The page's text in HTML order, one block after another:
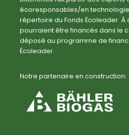
écoresponsables/en
répertoire du Fonds Écoleader. À
pourraient être financés dans le
déposé au programme de
Écoleader.
Notre partenaire en construction: